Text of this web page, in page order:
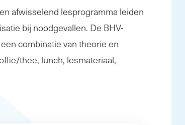
afwisselend lesprogramma leiden
bij noodgevallen. De BHV-
combinatie van theorie en
thee, lunch, lesmateriaal,